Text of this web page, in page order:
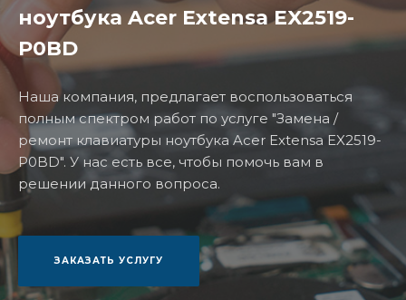
ноутбука Acer Extensa EX2519-
P0BD
Наша компания, предлагает воспользоваться
полным спектром работ по услуге "Замена /
ремонт клавиатуры ноутбука Acer Extensa EX2519-
P0BD". У нас есть все, чтобы помочь вам в
решении данного вопроса.
ЗАКАЗАТЬ УСЛУГУ